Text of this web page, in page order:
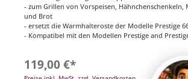
- zum Grillen von Vorspeisen, Hähnchenschenkeln,
und Brot
- ersetzt die Warmhalteroste der Modelle Prestige
- Kompatibel mit den Modellen Prestige and
119,00 €*